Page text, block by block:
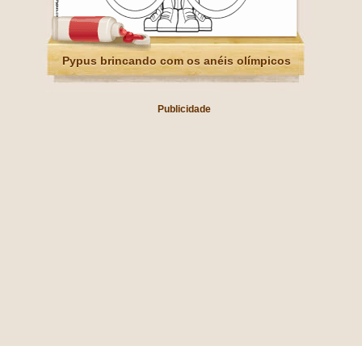
Pypus brincando com os anéis olímpicos
Publicidade